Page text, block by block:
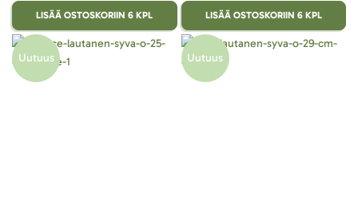
LISÄÄ OSTOSKORIIN 6 KPL LISÄÄ OSTOSKORIIN 6 KPL
Uutuus Uutuus